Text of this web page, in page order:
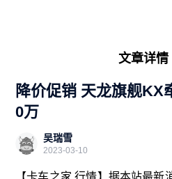
文章详情
降价促销 天龙旗舰KX
0万
吴瑞雪
2023-03-10
【卡车之家 行情】据本站最新